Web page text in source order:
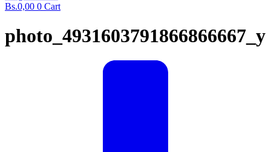
Bs.0,00 0 Cart
photo_4931603791866866667_y